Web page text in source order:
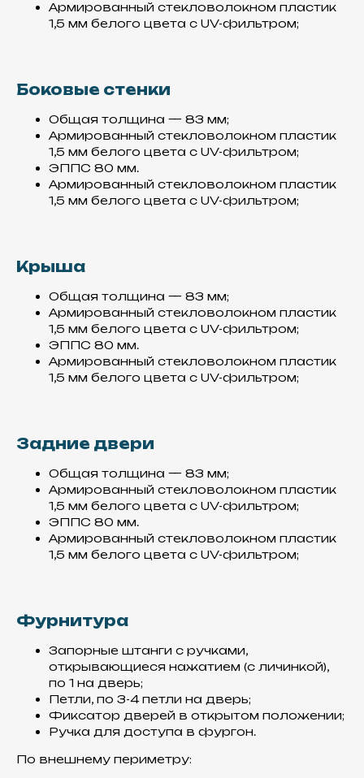
Армированный стекловолокном пластик
1,5 мм белого цвета с UV-фильтром;
Боковые стенки
Общая толщина — 83 мм;
Армированный стекловолокном пластик
1,5 мм белого цвета с UV-фильтром;
ЭППС 80 мм.
Армированный стекловолокном пластик
1,5 мм белого цвета с UV-фильтром;
Крыша
Общая толщина — 83 мм;
Армированный стекловолокном пластик
1,5 мм белого цвета с UV-фильтром;
ЭППС 80 мм.
Армированный стекловолокном пластик
1,5 мм белого цвета с UV-фильтром;
Задние двери
Общая толщина — 83 мм;
Армированный стекловолокном пластик
1,5 мм белого цвета с UV-фильтром;
ЭППС 80 мм.
Армированный стекловолокном пластик
1,5 мм белого цвета с UV-фильтром;
Фурнитура
Запорные штанги с ручками,
открывающиеся нажатием (с личинкой),
по 1 на дверь;
Петли, по 3-4 петли на дверь;
Фиксатор дверей в открытом положении;
Ручка для доступа в фургон.
По внешнему периметру:
Все материалы использованные
для производства фургонов,
комплектующих и спецтехники,
представлены в
нашем КАТАЛОГЕ
Материалы
Основа нашего
панели, которые создаются
посредством вакуумной
склейки, что делает их
монолитными